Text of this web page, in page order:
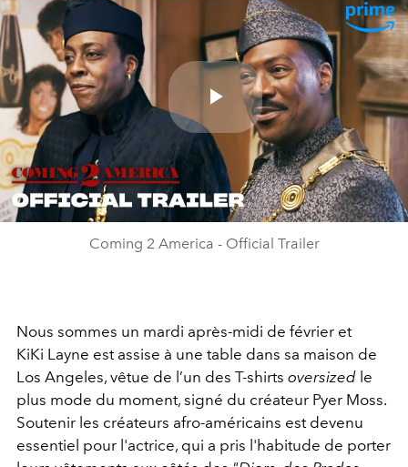
Play
Video
Coming 2 America - Official Trailer
Nous sommes un mardi après-midi de février et
KiKi Layne est assise à une table dans sa maison de
Los Angeles, vêtue de l’un des T-shirts oversized le
plus mode du moment, signé du créateur Pyer Moss.
Soutenir les créateurs afro-américains est devenu
essentiel pour l'actrice, qui a pris l'habitude de porter